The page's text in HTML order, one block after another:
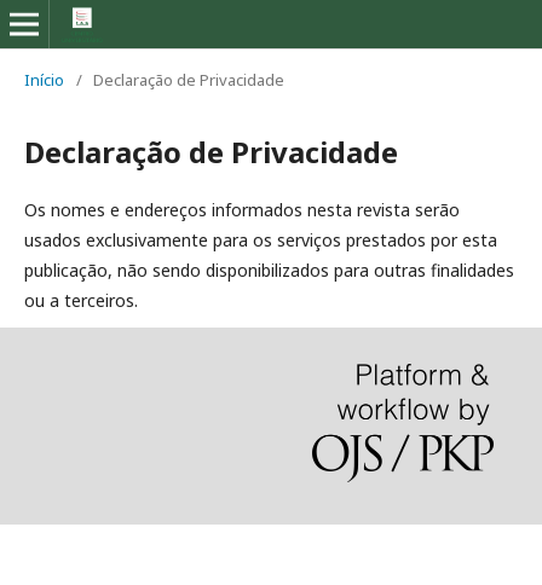
Início / Declaração de Privacidade
Declaração de Privacidade
Os nomes e endereços informados nesta revista serão
usados exclusivamente para os serviços prestados por esta
publicação, não sendo disponibilizados para outras finalidades
ou a terceiros.